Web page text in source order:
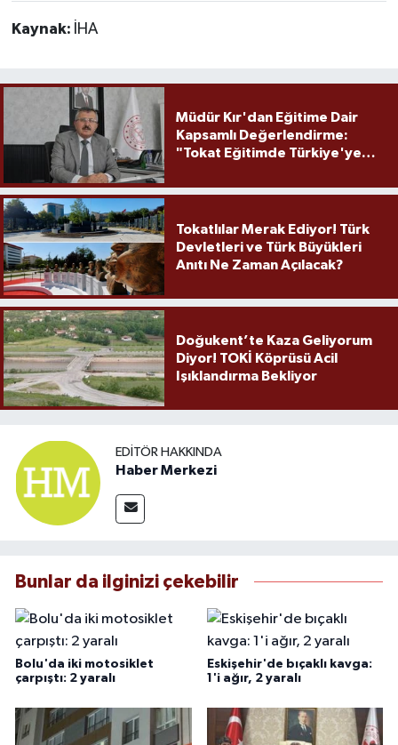
Kaynak: İHA
Müdür Kır'dan Eğitime Dair
Kapsamlı Değerlendirme:
"Tokat Eğitimde Türkiye'ye
Tokatlılar Merak Ediyor! Türk
Devletleri ve Türk Büyükleri
Anıtı Ne Zaman Açılacak?
Doğukent’te Kaza Geliyorum
Diyor! TOKİ Köprüsü Acil
Işıklandırma Bekliyor
EDITÖR HAKKINDA
Haber Merkezi
Bunlar da ilginizi çekebilir
Bolu'da iki motosiklet
çarpıştı: 2 yaralı
Eskişehir'de bıçaklı kavga:
1'i ağır, 2 yaralı